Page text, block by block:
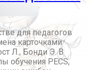
для педагогов
карточками
Л., Бонди Э. В
обучения PECS,